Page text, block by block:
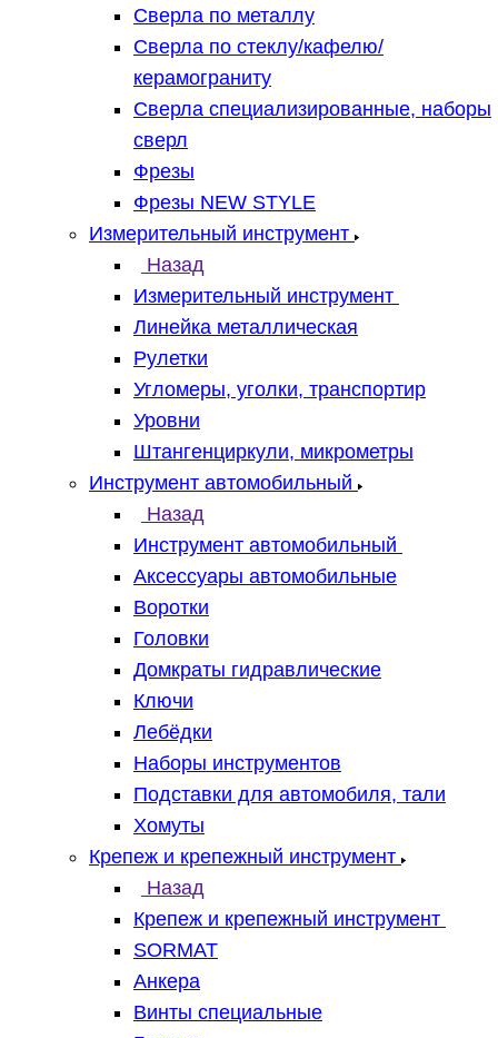
Сверла по металлу
Сверла по стеклу/кафелю/
керамограниту
Сверла специализированные, наборы
сверл
Фрезы
Фрезы NEW STYLE
Измерительный инструмент
Назад
Измерительный инструмент
Линейка металлическая
Рулетки
Угломеры, уголки, транспортир
Уровни
Штангенциркули, микрометры
Инструмент автомобильный
Назад
Инструмент автомобильный
Аксессуары автомобильные
Воротки
Головки
Домкраты гидравлические
Ключи
Лебёдки
Наборы инструментов
Подставки для автомобиля, тали
Хомуты
Крепеж и крепежный инструмент
Назад
Крепеж и крепежный инструмент
SORMAT
Анкера
Винты специальные